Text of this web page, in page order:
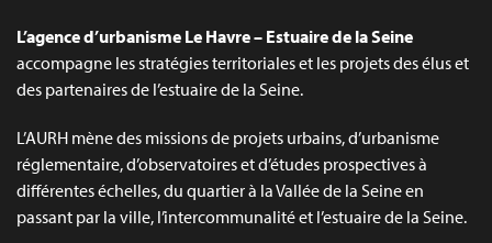
L’agence d’urbanisme Le Havre – Estuaire de la Seine
accompagne les stratégies territoriales et les projets des élus et
des partenaires de l’estuaire de la Seine.
L’AURH mène des missions de projets urbains, d’urbanisme
réglementaire, d’observatoires et d’études prospectives à
différentes échelles, du quartier à la Vallée de la Seine en
passant par la ville, l’intercommunalité et l’estuaire de la Seine.